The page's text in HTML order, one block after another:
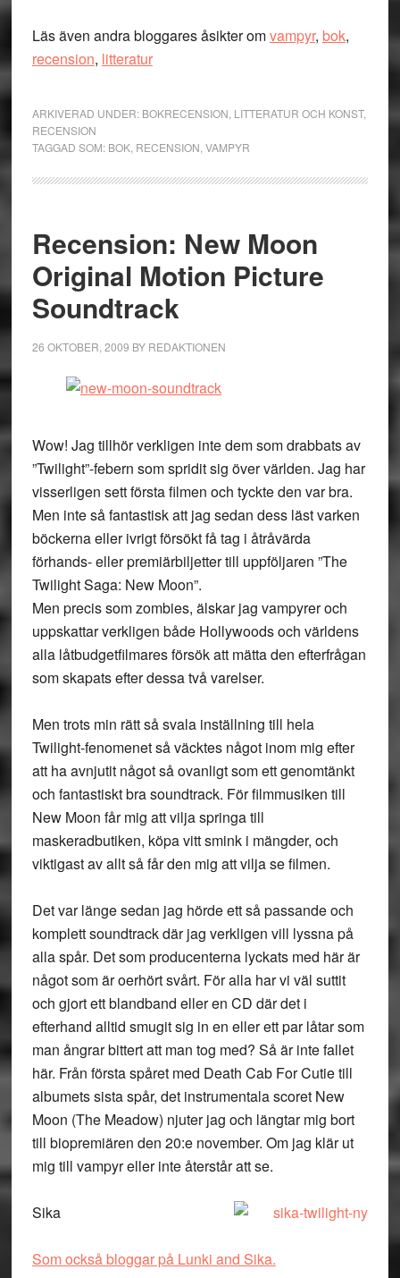
Läs även andra bloggares åsikter omvampyr, bok,
recension, litteratur
ARKIVERAD UNDER: BOKRECENSION LITTERATUR OCH KONST,
RECENSION
TAGGAD SOM: BOK, RECENSION VAMPYR
Recension: New Moon
Original Motion Picture
Soundtrack
26 OKTOBER, 2009 BY REDAKTIONEN
Wow! Jag tillhör verkligen inte dem som drabbats av
”Twilight”-febern som spridit sig över världen. Jag har
visserligen sett första filmen och tyckte den var bra.
Men inte så fantastisk att jag sedan dess läst varken
böckerna eller ivrigt försökt få tag i åtråvärda
förhands- eller premiärbiljetter till uppföljaren ”The
Twilight Saga: New Moon”.
Men precis som zombies, älskar jag vampyrer och
uppskattar verkligen både Hollywoods och världens
alla låtbudgetfilmares försök att mätta den efterfrågan
som skapats efter dessa två varelser.
Men trots min rätt så svala inställning till hela
Twilight-fenomenet så väcktes något inom mig efter
att ha avnjutit något så ovanligt som ett genomtänkt
och fantastiskt bra soundtrack. För filmmusiken till
New Moon får mig att vilja springa till
maskeradbutiken, köpa vitt smink i mängder, och
viktigast av allt så får den mig att vilja se filmen.
Det var länge sedan jag hörde ett så passande och
komplett soundtrack där jag verkligen vill lyssna på
alla spår. Det som producenterna lyckats med här är
något som är oerhört svårt. För alla har vi väl suttit
och gjort ett blandband eller en CD där det i
efterhand alltid smugit sig in en eller ett par låtar som
man ångrar bittert att man tog med? Så är inte fallet
här. Från första spåret med Death Cab For Cutie till
albumets sista spår, det instrumentala scoret New
Moon (The Meadow) njuter jag och längtar mig bort
till biopremiären den 20:e november. Om jag klär ut
mig till vampyr eller inte återstår att se.
Sika
Som också bloggar på Lunki and Sika.